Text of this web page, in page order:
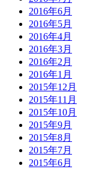
2016年6月
2016年5月
2016年4月
2016年3月
2016年2月
2016年1月
2015年12月
2015年11月
2015年10月
2015年9月
2015年8月
2015年7月
2015年6月